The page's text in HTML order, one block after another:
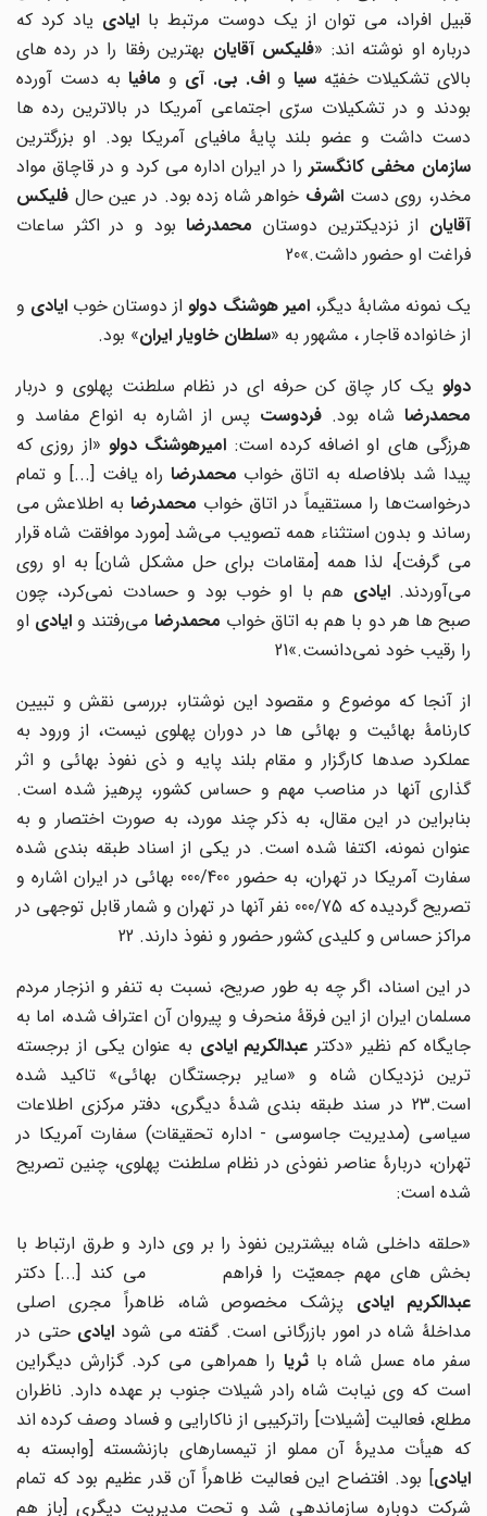
قبیل افراد، می توان از یک دوست مرتبط باایادییاد کرد که
درباره او نوشته اند: « فلیکس آقایانبهترین رفقا را در رده های
بالای تشکیلات خفیّهسیاو اف. بی. آیو مافیابه دست آورده
بودند و در تشکیلات سرّی اجتماعی آمریکا در بالاترین رده ها
دست داشت و عضو بلند پایۀ مافیای آمریکا بود. او بزرگترین
سازمان مخفی کانگستررا در ایران اداره می کرد و در قاچاق مواد
مخدر، روی دستاشرفخواهر شاه زده بود. در عین حالفلیکس
آقایاناز نزدیکترین دوستانمحمدرضابود و در اکثر ساعات
فراغت او حضور داشت.»20
یک نمونه مشابۀ دیگر،امیر هوشنگ دولواز دوستان خوبایادیو
از خانواده قاجار ، مشهور به «سلطان خاویار ایران» بود.
دولویک کار چاق کن حرفه ای در نظام سلطنت پهلوی و دربار
محمدرضاشاه بود.فردوستپس از اشاره به انواع مفاسد و
هرزگی های او اضافه کرده است:امیرهوشنگ دولو«از روزی که
پیدا شد بلافاصله به اتاق خوابمحمدرضاراه یافت [...] و تمام
درخواست‌ها را مستقیماً در اتاق خوابمحمدرضابه اطلاعش می
رساند و بدون استثناء همه تصویب می‌شد [مورد موافقت شاه قرار
می گرفت]، لذا همه [مقامات برای حل مشکل شان] به او روی
می‌آوردند.ایادیهم با او خوب بود و حسادت نمی‌کرد، چون
صبح ها هر دو با هم به اتاق خوابمحمدرضامی‌رفتند و ایادیاو
را رقیب خود نمی‌دانست.»21
از آنجا که موضوع و مقصود این نوشتار، بررسی نقش و تبیین
کارنامۀ بهائیت و بهائی ها در دوران پهلوی نیست، از ورود به
عملکرد صدها کارگزار و مقام بلند پایه و ذی نفوذ بهائی و اثر
گذاری آنها در مناصب مهم و حساس کشور، پرهیز شده است.
بنابراین در این مقال، به ذکر چند مورد، به صورت اختصار و به
عنوان نمونه، اکتفا شده است. در یکی از اسناد طبقه بندی شده
سفارت آمریکا در تهران، به حضور 000/400 بهائی در ایران اشاره و
تصریح گردیده که 000/75 نفر آنها در تهران و شمار قابل توجهی در
مراکز حساس و کلیدی کشور حضور و نفوذ دارند. 22
در این اسناد، اگر چه به طور صریح، نسبت به تنفر و انزجار مردم
مسلمان ایران از این فرقۀ منحرف و پیروان آن اعتراف شده، اما به
جایگاه کم نظیر «دکترعبدالکریم ایادیبه عنوان یکی از برجسته
ترین نزدیکان شاه و «سایر برجستگان بهائی» تاکید شده
است.23 در سند طبقه بندی شدۀ دیگری، دفتر مرکزی اطلاعات
سیاسی (مدیریت جاسوسی - اداره تحقیقات) سفارت آمریکا در
تهران، دربارۀ عناصر نفوذی در نظام سلطنت پهلوی، چنین تصریح
شده است:
«حلقه داخلی شاه بیشترین نفوذ را بر وی دارد و طرق ارتباط با
بخش های مهم جمعیّت را فراهم می کند [...] دکتر
عبدالکریم ایادیپزشک مخصوص شاه، ظاهراً مجری اصلی
مداخلۀ شاه در امور بازرگانی است. گفته می شود ایادیحتی در
سفر ماه عسل شاه با ثریارا همراهی می کرد. گزارش دیگراین
است که وی نیابت شاه رادر شیلات جنوب بر عهده دارد. ناظران
مطلع، فعالیت [شیلات] راترکیبی از ناکارایی و فساد وصف کرده اند
که هیأت مدیرۀ آن مملو از تیمسارهای بازنشسته [وابسته به
ایادی] بود. افتضاح این فعالیت ظاهراً آن قدر عظیم بود که تمام
شرکت دوباره سازماندهی شد و تحت مدیریت دیگری [باز هم